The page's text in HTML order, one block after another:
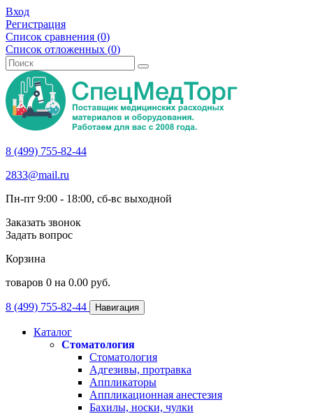
Вход
Регистрация
Список сравнения (0)
Список отложенных (0)
8 (499) 755-82-44
2833@mail.ru
Пн-пт 9:00 - 18:00, сб-вс выходной
Заказать звонок
Задать вопрос
Корзина
товаров 0 на 0.00 руб.
8 (499) 755-82-44 Навигация
Каталог
Стоматология
Стоматология
Адгезивы, протравка
Аппликаторы
Аппликационная анестезия
Бахилы, носки, чулки